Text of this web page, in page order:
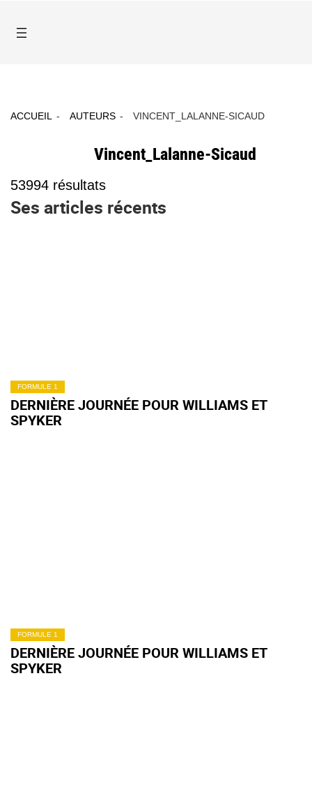
ACCUEIL AUTEURS VINCENT_LALANNE-SICAUD
Vincent_Lalanne-Sicaud
53994 résultats
Ses articles récents
FORMULE 1
DERNIÈRE JOURNÉE POUR WILLIAMS ET
SPYKER
FORMULE 1
DERNIÈRE JOURNÉE POUR WILLIAMS ET
SPYKER